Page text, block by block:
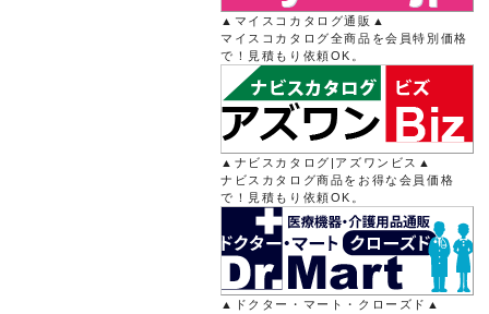
▲マイスコカタログ通販▲
マイスコカタログ全商品を会員特別価格
で！見積もり依頼OK。
▲ナビスカタログ|アズワンビス▲
ナビスカタログ商品をお得な会員価格
で！見積もり依頼OK。
▲ドクター・マート・クローズド▲